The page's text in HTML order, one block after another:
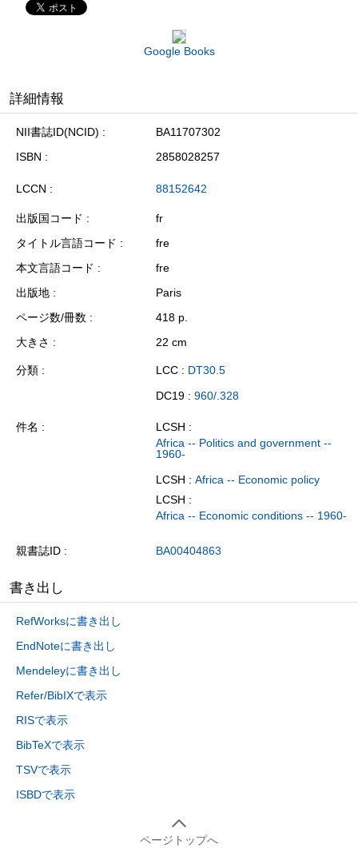
Google Books
詳細情報
NII書誌ID(NCID)
BA11707302
ISBN
2858028257
LCCN 88152642
出版国コード
fr
タイトル言語コード
fre
本文言語コード
fre
出版地
Paris
ページ数/冊数
418 p.
大きさ
22 cm
分類 LCC : DT30.5
DC19 : 960/.328
件名
LCSH :
Africa -- Politics and government --
1960-
LCSH : Africa -- Economic policy
LCSH :
Africa -- Economic conditions -- 1960-
親書誌ID BA00404863
書き出し
RefWorksに書き出し
EndNoteに書き出し
Mendeleyに書き出し
Refer/BibIXで表示
RISで表示
BibTeXで表示
TSVで表示
ISBDで表示
ページトップへ